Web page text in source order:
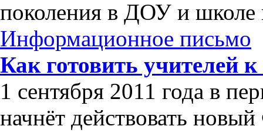
поколения в ДОУ и школе
Информационное письмо
Как готовить учителей
1 сентября 2011 года в
начнёт действовать